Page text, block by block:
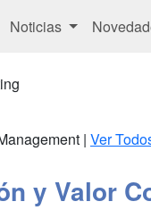
Noticias
| Ver
y Valor